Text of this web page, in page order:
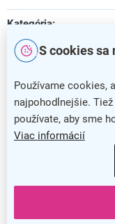
S cookies sa
Používame cookies,
najpohodlnejšie.
používate, aby sme
Viac informácií
Kategória:
Farba
Záruka:
Dĺžka
Šírka: